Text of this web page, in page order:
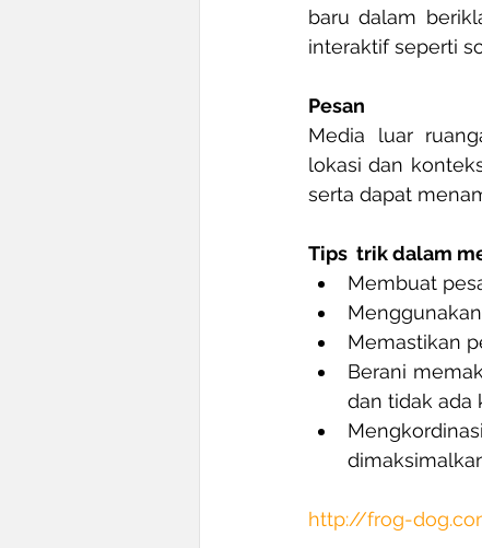
baru dalam
interaktif seperti
Pesan
Media luar
lokasi dan
serta dapat
Tips  trik dalam
Membuat
Memastikan
Berani
dan tidak ada
http://frog-